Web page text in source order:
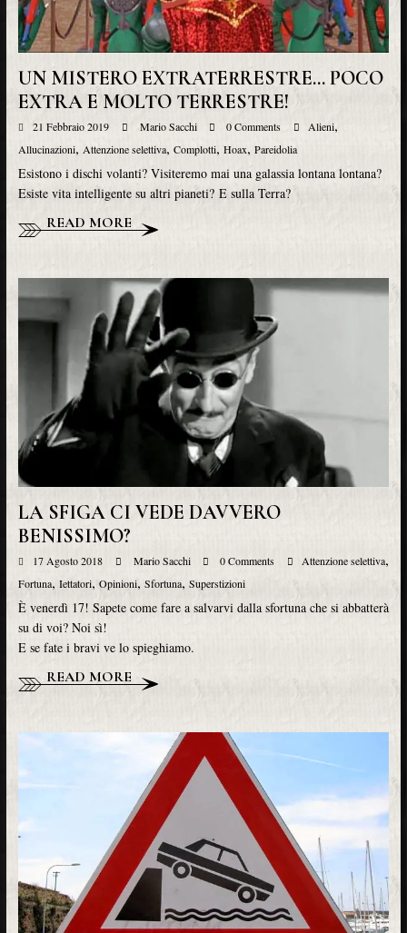
UN MISTERO EXTRATERRESTRE… POCO
EXTRA E MOLTO TERRESTRE!
21 Febbraio 2019 Mario Sacchi 0 Comments Alieni,
Allucinazioni, Attenzione selettiva, Complotti, Hoax, Pareidolia
Esistono i dischi volanti? Visiteremo mai una galassia lontana lontana?
Esiste vita intelligente su altri pianeti? E sulla Terra?
READ MORE
LA SFIGA CI VEDE DAVVERO
BENISSIMO?
17 Agosto 2018 Mario Sacchi 0 Comments Attenzione selettiva,
Fortuna, Iettatori,Opinioni, Sfortuna, Superstizioni
È venerdì 17! Sapete come fare a salvarvi dalla sfortuna che si abbatterà
su di voi? Noi sì!
E se fate i bravi ve lo spieghiamo.
READ MORE